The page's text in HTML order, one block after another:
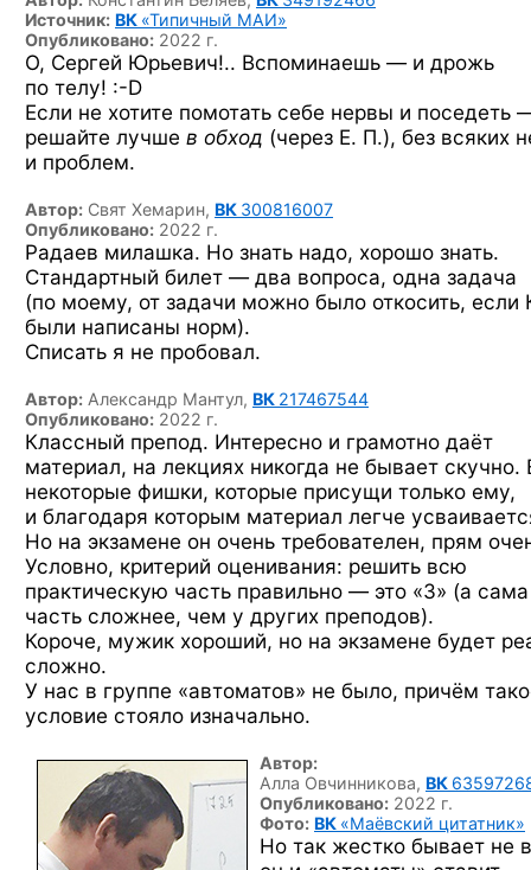
Источник: ВК «Типичный МАИ»
Опубликовано: 2022 г.
О, Сергей Юрьевич!.. Вспоминаешь — и дрожь
по телу! :-D
Если не хотите помотать себе нервы и поседеть
решайте лучше в обход (через Е. П.), без всяких
и проблем.
Автор: Свят Хемарин, ВК 300816007
Опубликовано: 2022 г.
Радаев милашка. Но знать надо, хорошо знать.
Стандартный билет — два вопроса, одна задача
(по моему, от задачи можно было откосить, если
были написаны норм).
Списать я не пробовал.
Автор: Александр Мантул, ВК 217467544
Опубликовано: 2022 г.
Классный препод. Интересно и грамотно даёт
материал, на лекциях никогда не бывает скучно.
некоторые фишки, которые присущи только ему,
и благодаря которым материал легче
Но на экзамене он очень требователен, прям
Условно, критерий оценивания: решить всю
практическую часть правильно — это «3» (а сама
часть сложнее, чем у других преподов).
Короче, мужик хороший, но на экзамене будет
сложно.
У нас в группе «автоматов» не было, причём
условие стояло изначально.
Автор:
Алла Овчинникова, ВК
Опубликовано: 2022 г.
Фото: ВК «Маёвский цитатник»
Но так жестко бывает не